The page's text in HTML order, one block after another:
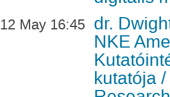
12 May 16:45 dr.
NKE
kutatója